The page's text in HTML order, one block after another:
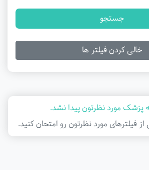
جستجو
خالی کردن فیلتر ها
پزشک مورد نظرتون پیدا نشد.
فیلتر‌های مورد نظرتون رو امتحان کنید.